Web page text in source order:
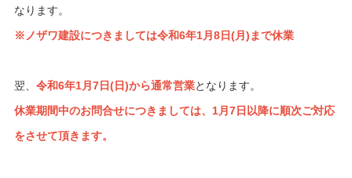
なります。
※ノザワ建設につきましては令和6年1月8日(月)まで休業
翌、 令和6年1月7日(日)から通常営業となります。
休業期間中のお問合せにつきましては、1月7日以降に順次ご対応
をさせて頂きます。